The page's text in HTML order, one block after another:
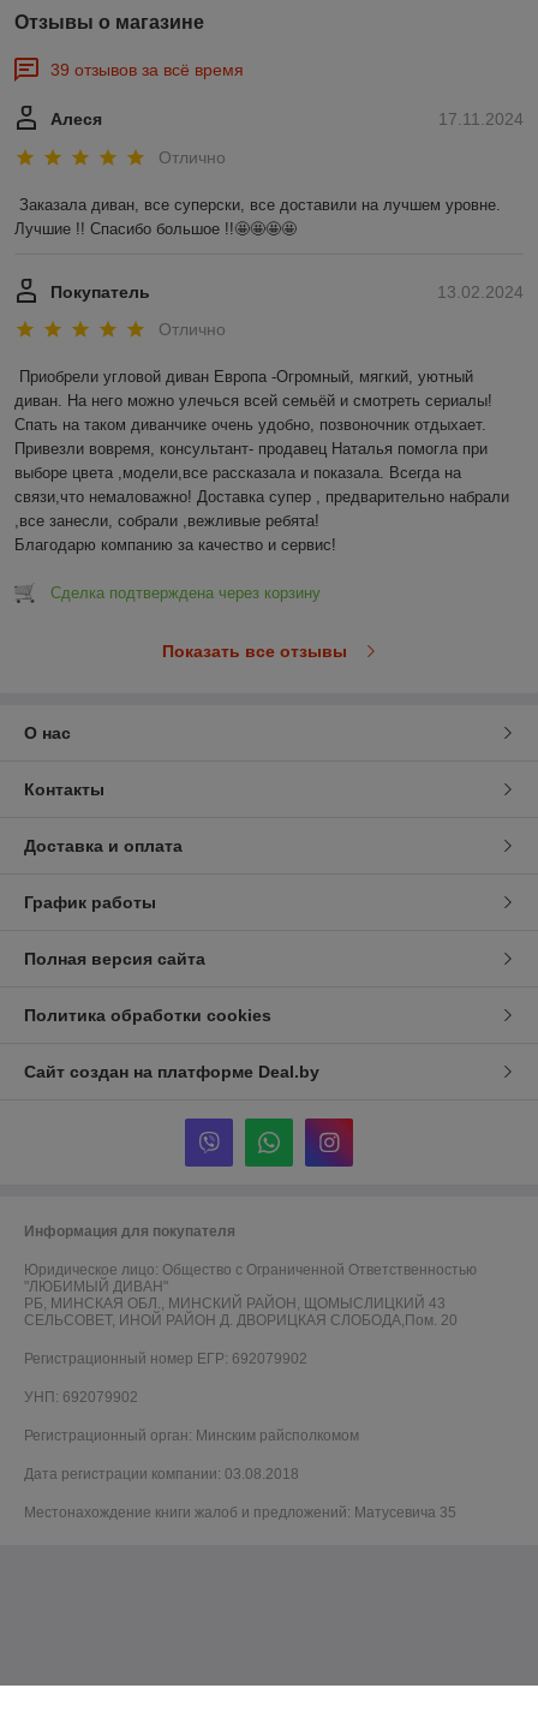
Отзывы о магазине
39 отзывов за всё время
17.11.2024
Алеся
Отлично
Заказала диван, все суперски, все доставили на лучшем уровне.
Лучшие !! Спасибо большое !!🤩🤩🤩🤩
13.02.2024
Покупатель
Отлично
Приобрели угловой диван Европа -Огромный, мягкий, уютный
диван. На него можно улечься всей семьёй и смотреть сериалы!
Спать на таком диванчике очень удобно, позвоночник отдыхает.
Привезли вовремя, консультант- продавец Наталья помогла при
выборе цвета ,модели,все рассказала и показала. Всегда на
связи,что немаловажно! Доставка супер , предварительно набрали
,все занесли, собрали ,вежливые ребята!
Благодарю компанию за качество и сервис!
Сделка подтверждена через корзину
Показать все отзывы
О нас
Контакты
Доставка и оплата
График работы
Полная версия сайта
Политика обработки cookies
Сайт создан на платформе Deal.by
Информация для покупателя
Юридическое лицо: Общество с Ограниченной Ответственностью
"ЛЮБИМЫЙ ДИВАН"
РБ, МИНСКАЯ ОБЛ., МИНСКИЙ РАЙОН, ЩОМЫСЛИЦКИЙ 43
СЕЛЬСОВЕТ, ИНОЙ РАЙОН Д. ДВОРИЦКАЯ СЛОБОДА,Пом. 20
Регистрационный номер ЕГР: 692079902
УНП: 692079902
Регистрационный орган: Минским райсполкомом
Дата регистрации компании: 03.08.2018
Местонахождение книги жалоб и предложений: Матусевича 35